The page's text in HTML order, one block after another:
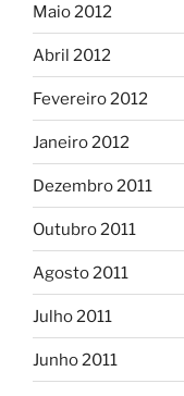
Maio 2012
Abril 2012
Fevereiro 2012
Janeiro 2012
Dezembro 2011
Outubro 2011
Agosto 2011
Julho 2011
Junho 2011